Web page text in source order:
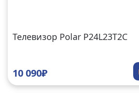
Телевизор Polar P24L23T2C
10 090₽